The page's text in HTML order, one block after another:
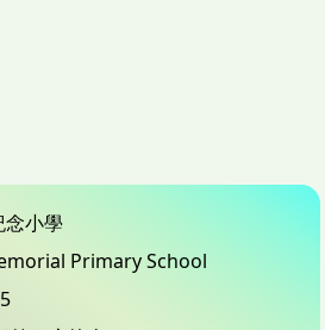
念小學
Primary School